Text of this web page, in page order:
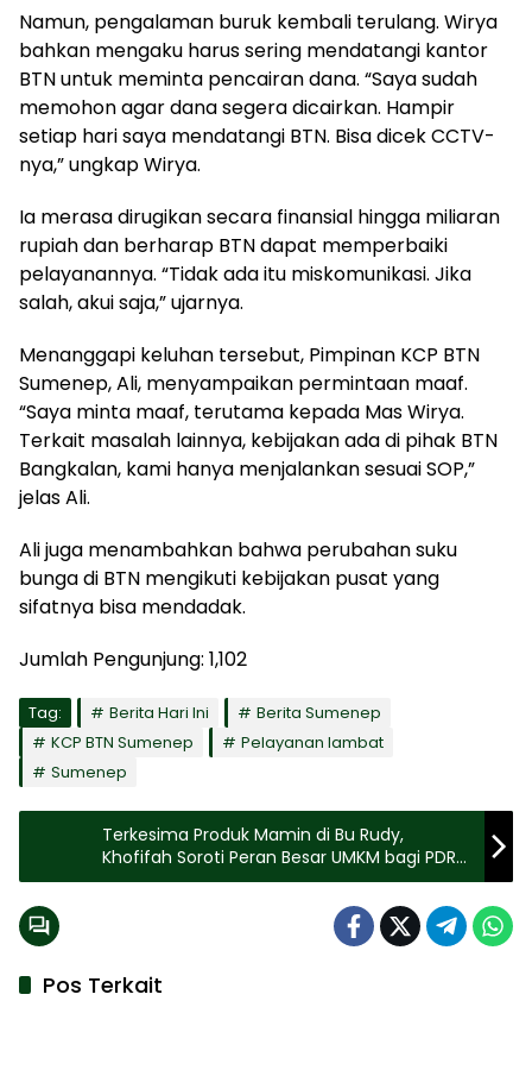
Namun, pengalaman buruk kembali terulang. Wirya
bahkan mengaku harus sering mendatangi kantor
BTN untuk meminta pencairan dana. “Saya sudah
memohon agar dana segera dicairkan. Hampir
setiap hari saya mendatangi BTN. Bisa dicek CCTV-
nya,” ungkap Wirya.
Ia merasa dirugikan secara finansial hingga miliaran
rupiah dan berharap BTN dapat memperbaiki
pelayanannya. “Tidak ada itu miskomunikasi. Jika
salah, akui saja,” ujarnya.
Menanggapi keluhan tersebut, Pimpinan KCP BTN
Sumenep, Ali, menyampaikan permintaan maaf.
“Saya minta maaf, terutama kepada Mas Wirya.
Terkait masalah lainnya, kebijakan ada di pihak BTN
Bangkalan, kami hanya menjalankan sesuai SOP,”
jelas Ali.
Ali juga menambahkan bahwa perubahan suku
bunga di BTN mengikuti kebijakan pusat yang
sifatnya bisa mendadak.
Jumlah Pengunjung: 1,102
Tag: Berita Hari Ini
Berita Sumenep
KCP BTN Sumenep
Pelayanan lambat
Sumenep
Terkesima Produk Mamin di Bu Rudy,
Khofifah Soroti Peran Besar UMKM bagi PDRB
Jatim
Pos Terkait